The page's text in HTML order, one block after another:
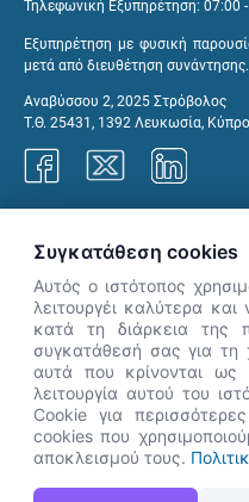
Τηλεφωνική Εξυπηρέτηση: 07:00
Εξυπηρέτηση με φυσική
μετά από διευθέτηση συνάντησης.
Αναβύσσου 2, 2025 Στρόβολος
Τ.Θ. 25431, 1392 Λευκωσία,
Η Ιστοσελίδα ΑνΑΔ είναι πλήρως συμβατή
👋
Πες
σήμερα.
Συγκατάθεση cookies
Αυτός ο ιστότοπος
λειτουργέι καλύτερα
κατά τη διάρκεια της
συγκατάθεσή σας για
αυτά που κρίνονται ως
λειτουργία αυτού του
Cookie για
cookies που
αποκλεισμού τους.